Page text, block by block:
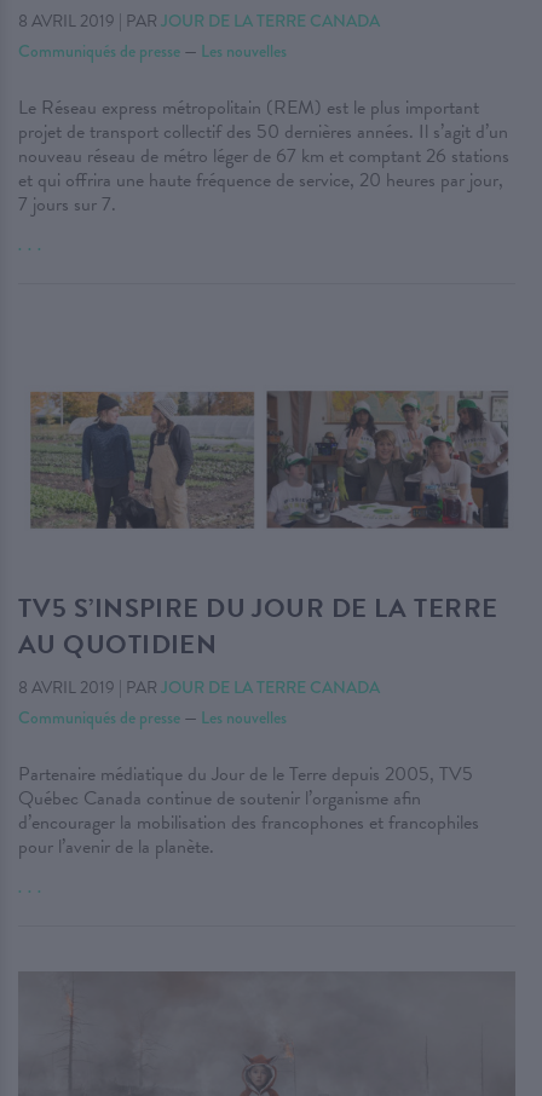
8 AVRIL 2019 | PAR JOUR DE LA TERRE CANADA
Communiqués de presse — Les nouvelles
Le Réseau express métropolitain (REM) est le plus important
projet de transport collectif des 50 dernières années. Il s’agit d’un
nouveau réseau de métro léger de 67 km et comptant 26 stations
et qui offrira une haute fréquence de service, 20 heures par jour,
7 jours sur 7.
. . .
TV5 S’INSPIRE DU JOUR DE LA TERRE
AU QUOTIDIEN
8 AVRIL 2019 | PAR JOUR DE LA TERRE CANADA
Communiqués de presse — Les nouvelles
Partenaire médiatique du Jour de le Terre depuis 2005, TV5
Québec Canada continue de soutenir l’organisme afin
d’encourager la mobilisation des francophones et francophiles
pour l’avenir de la planète.
. . .